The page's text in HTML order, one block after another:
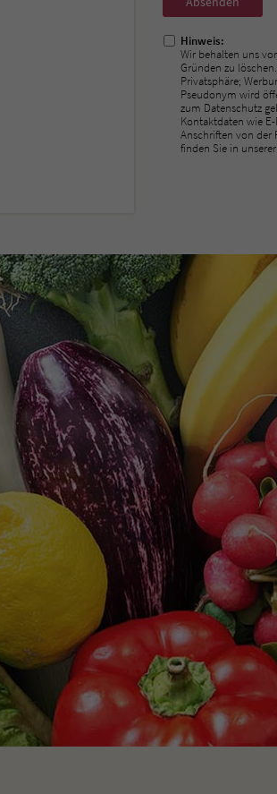
ausfüllen!
Hinweis:
Wir behalten uns
Gründen zu
Privatsphäre;
Pseudonym wird
zum Datenschutz
Kontaktdaten wie
Anschriften von der
finden Sie in unserer